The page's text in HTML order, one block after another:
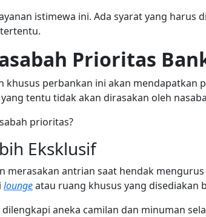
istimewa ini. Ada syarat yang harus
Prioritas
khusus perbankan ini akan mendapatkan
tentu tidak akan dirasakan oleh
prioritas?
Eksklusif
merasakan antrian saat hendak
loungeatau ruang khusus yang disediakan
aneka camilan dan minuman